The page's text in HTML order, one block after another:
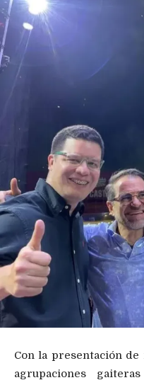
Con la presentación
agrupaciones